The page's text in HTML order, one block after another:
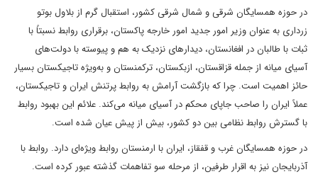
در حوزه همسایگان شرقی و شمال شرقی کشور، استقبال گرم از بلاول بوتو
زرداری به عنوان وزیر امور جدید امور خارجه پاکستان، برقراری روابط نسبتاً با
ثبات با طالبان در افغانستان، دیدارهای نزدیک به هم و پیوسته با دولت‌های
آسیای میانه از جمله قزاقستان، ازبکستان، ترکمنستان و به‌ویژه تاجیکستان بسیار
حائز اهمیت است. چرا که بازگشت آرامش به روابط پرتنش ایران و تاجیکستان،
عملاً ایران را صاحب جاپای محکم در آسیای میانه می‌کند. علائم این بهبود روابط
با گسترش روابط نظامی بین دو کشور، بیش از پیش عیان شده است.
در حوزه همسایگان غرب و قفقاز، ایران با ارمنستان روابط ویژه‌ای دارد. روابط با
آذربایجان نیز به اقرار طرفین، از مرحله سو تفاهمات گذشته عبور کرده است.